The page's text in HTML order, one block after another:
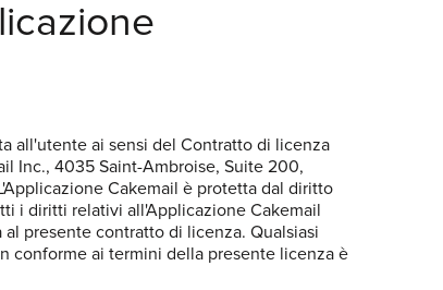
all'utente ai sensi del Contratto di licenza
Inc., 4035 Saint-Ambroise, Suite 200,
Cakemail è protetta dal diritto
i diritti relativi all'Applicazione Cakemail
presente contratto di licenza. Qualsiasi
conforme ai termini della presente licenza è